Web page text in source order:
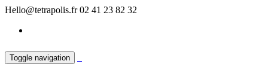
Hello@tetrapolis.fr 02 41 23 82 32
Toggle navigation